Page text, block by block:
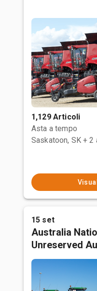
1,129 Articoli
Asta a tempo
Saskatoon, SK + 2
15 set
Australia
Unreserved